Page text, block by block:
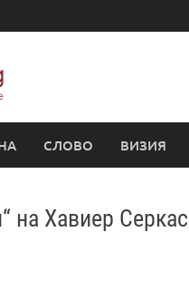
СЛОВО ВИЗИЯ
на Хавиер